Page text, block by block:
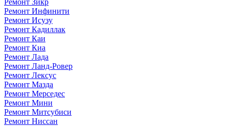
Ремонт Зикр
Ремонт Инфинити
Ремонт Исузу
Ремонт Кадиллак
Ремонт Каи
Ремонт Киа
Ремонт Лада
Ремонт Ланд-Ровер
Ремонт Лексус
Ремонт Мазда
Ремонт Мерседес
Ремонт Мини
Ремонт Митсубиси
Ремонт Ниссан